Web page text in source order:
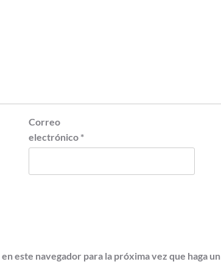
Correo
electrónico *
este navegador para la próxima vez que haga un